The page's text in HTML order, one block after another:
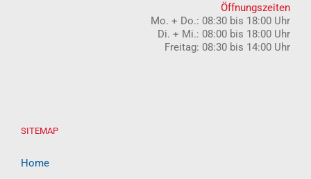
Öffnungszeiten
Mo. + Do.: 08:30 bis 18:00 Uhr
Di. + Mi.: 08:00 bis 18:00 Uhr
Freitag: 08:30 bis 14:00 Uhr
SITEMAP
Home